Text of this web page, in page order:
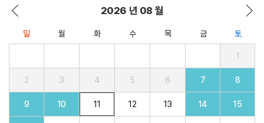
2026 년 08 월
일 월 화 수 목 금 토
1
2 3 4 5 6 7 8
9 10 11 12 13 14 15